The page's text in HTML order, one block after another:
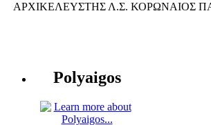
ΑΡΧΙΚΕΛΕΥΣΤΗΣ Λ.Σ. ΚΟΡΩΝΑΙΟΣ
Polyaigos